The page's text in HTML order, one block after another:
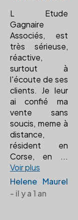
L Etude
Gagnaire
Associés, est
très sérieuse,
réactive,
surtout à
l'écoute de ses
clients. Je leur
ai confié ma
vente sans
soucis, meme à
distance,
résident en
Corse, en ...
Voir plus
Helene Maurel
- il y a 1 an